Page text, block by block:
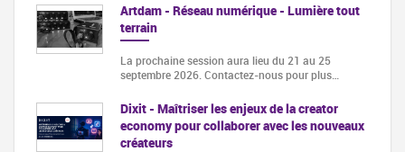
Artdam - Réseau numérique - Lumière tout
terrain
La prochaine session aura lieu du 21 au 25
septembre 2026. Contactez-nous pour plus…
Dixit - Maîtriser les enjeux de la creator
economy pour collaborer avec les nouveaux
créateurs